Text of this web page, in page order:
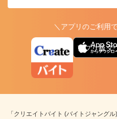
＼アプリのご利用
アプリ版ダ
「クリエイトバイト (バイトジャング